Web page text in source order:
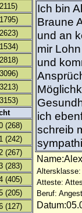
(268)
(242)
(267)
(283)
(405)
(205)
(127)
Ich bin
Braune
und an
mir
und
ich
schreib
Altersklasse:
Atteste:
Beruf: